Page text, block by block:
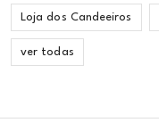
Loja dos Candeeiros
ver todas